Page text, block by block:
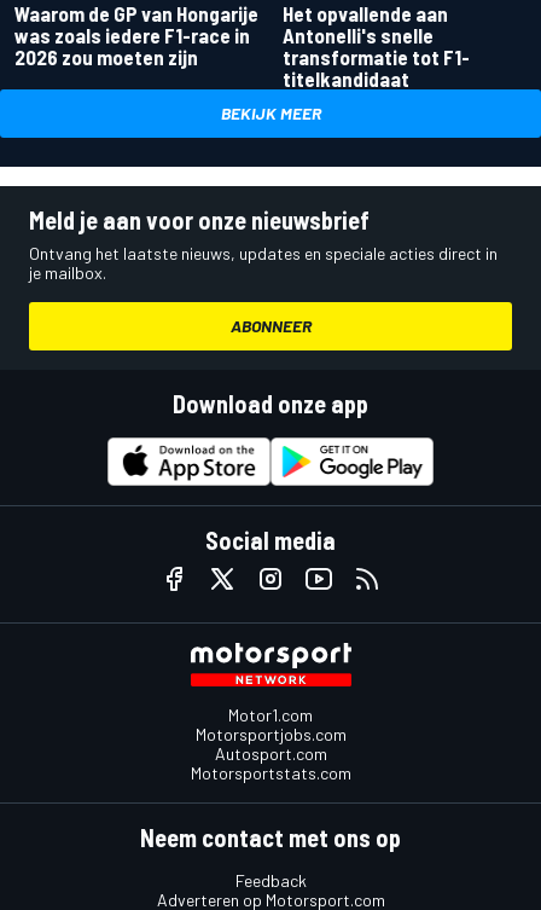
Waarom de GP van Hongarije
was zoals iedere F1-race in
2026 zou moeten zijn
Het opvallende aan
Antonelli's snelle
transformatie tot F1-
titelkandidaat
BEKIJK MEER
Meld je aan voor onze nieuwsbrief
Ontvang het laatste nieuws, updates en speciale acties direct in
je mailbox.
ABONNEER
Download onze app
Social media
Motor1.com
Motorsportjobs.com
Autosport.com
Motorsportstats.com
Neem contact met ons op
Feedback
Adverteren op Motorsport.com